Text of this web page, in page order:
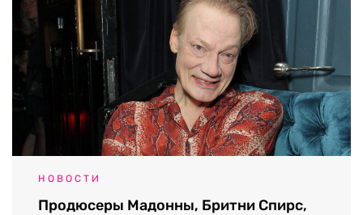
НОВОСТИ
Продюсеры Мадонны, Бритни Спирс,